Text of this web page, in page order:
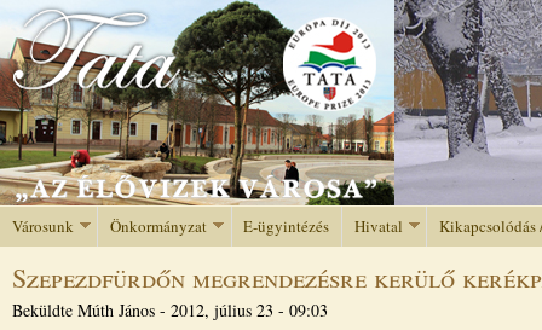
Jump to navigation
Városunk Önkormányzat E-ügyintézés Hivatal Kikapcsolódás
Szepezdfürdőn megrendezésre kerülő
Beküldte Múth János - 2012, július 23 - 09:03